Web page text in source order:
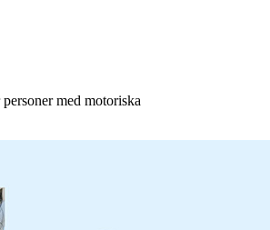
med motoriska